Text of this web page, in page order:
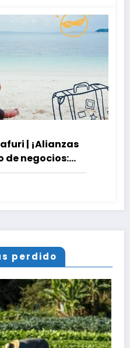
| ¡Alianzas
de negocios:
la economía
perdido